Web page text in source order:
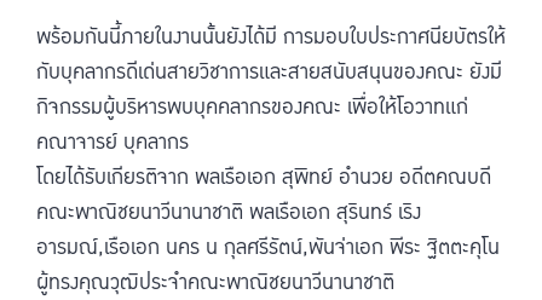
พร้อมกันนี้ภายในงานนั้นยังได้มี การมอบใบประกาศนียบัตรให้
กับบุคลากรดีเด่นสายวิชาการและสายสนับสนุนของคณะ ยังมี
กิจกรรมผู้บริหารพบบุคคลากรของคณะ เพื่อให้โอวาทแก่
คณาจารย์ บุคลากร
โดยได้รับเกียรติจาก พลเรือเอก สุพิทย์ อำนวย อดีตคณบดี
คณะพาณิชยนาวีนานาชาติ พลเรือเอก สุรินทร์ เริง
อารมณ์,เรือเอก นคร น กุลศรีรัตน์,พันจ่าเอก พีระ ฐิตตะคุโน
ผู้ทรงคุณวุฒิประจำคณะพาณิชยนาวีนานาชาติ